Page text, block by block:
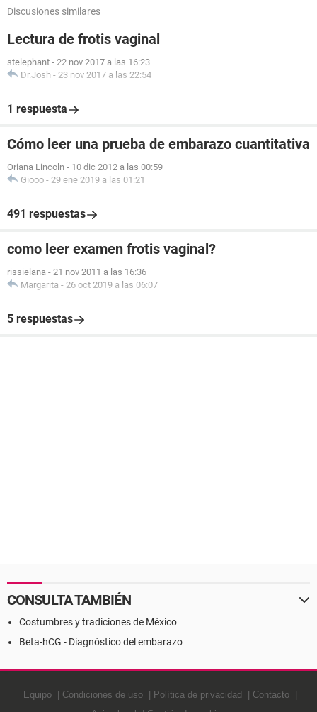
Discusiones similares
Lectura de frotis vaginal
stelephant - 22 nov 2017 a las 16:23
Dr.Josh - 23 nov 2017 a las 22:54
1 respuesta
Cómo leer una prueba de embarazo cuantitativa
Oriana Lincoln - 10 dic 2012 a las 00:59
Giooo - 29 ene 2019 a las 01:21
491 respuestas
como leer examen frotis vaginal?
rissielana - 21 nov 2011 a las 16:36
Margarita - 26 oct 2019 a las 06:07
5 respuestas
CONSULTA TAMBIÉN
Costumbres y tradiciones de México
Beta-hCG - Diagnóstico del embarazo
Equipo Condiciones de uso Política de privacidad
Contacto